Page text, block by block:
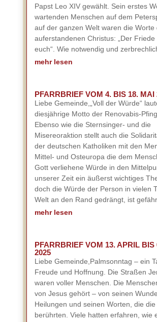
Papst Leo XIV gewählt. Sein erstes
wartenden Menschen auf dem
auf der ganzen Welt waren die Worte
auferstandenen Christus: „Der Friede
euch“. Wie notwendig und
mehr lesen
PFARRBRIEF VOM 4. BIS 18. MAI
Liebe Gemeinde,„Voll der Würde“
diesjährige Motto der Renovabis-
Ebenso wie die Sternsinger- und die
Misereoraktion stellt auch die
der deutschen Katholiken mit den
Mittel- und Osteuropa die dem
Gott verliehene Würde in den
unserer Zeit ein äußerst wichtiges
doch die Würde der Person in vielen
Welt an den Rand gedrängt, ist
mehr lesen
PFARRBRIEF VOM 13. APRIL BIS
2025
Liebe Gemeinde,Palmsonntag – ein
Freude und Hoffnung. Die Straßen
waren voller Menschen. Die
von Jesus gehört – von seinen
Heilungen und seinen Worten, die die
berührten. Viele hatten erfahren, wie